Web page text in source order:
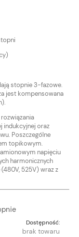
stopnie 3-fazowe.
jest kompensowana
indukcyjnej oraz
Poszczególne
topikowym.
napięciu
harmonicznych
525V) wraz z
Dostępność:
brak towaru